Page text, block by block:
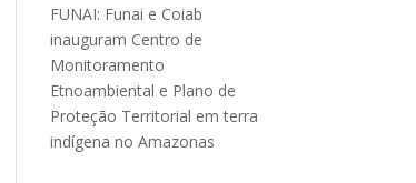
FUNAI: Funai e Coiab
inauguram Centro de
Monitoramento
Etnoambiental e Plano de
Proteção Territorial em terra
indígena no Amazonas